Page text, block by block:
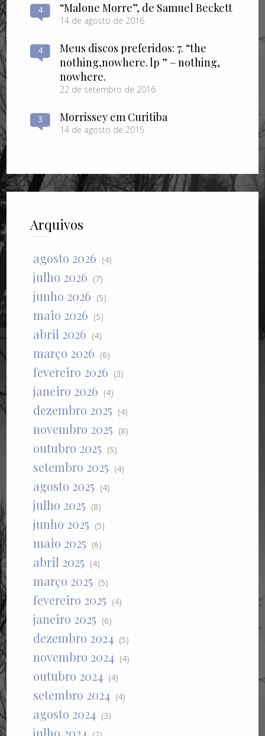
4 “Malone Morre”, de Samuel Beckett
14 de agosto de 2016
4
Meus discos preferidos: 7. “the
nothing​,​nowhere. lp ” – nothing​,​
nowhere.
22 de setembro de 2016
3 Morrissey em Curitiba
14 de agosto de 2015
Arquivos
agosto 2026 (4)
julho 2026 (7)
junho 2026 (5)
maio 2026 (5)
abril 2026 (4)
março 2026 (6)
fevereiro 2026 (3)
janeiro 2026 (4)
dezembro 2025 (4)
novembro 2025 (8)
outubro 2025 (5)
setembro 2025 (4)
agosto 2025 (4)
julho 2025 (8)
junho 2025 (5)
maio 2025 (6)
abril 2025 (4)
março 2025 (5)
fevereiro 2025 (4)
janeiro 2025 (6)
dezembro 2024 (5)
novembro 2024 (4)
outubro 2024 (4)
setembro 2024 (4)
agosto 2024 (3)